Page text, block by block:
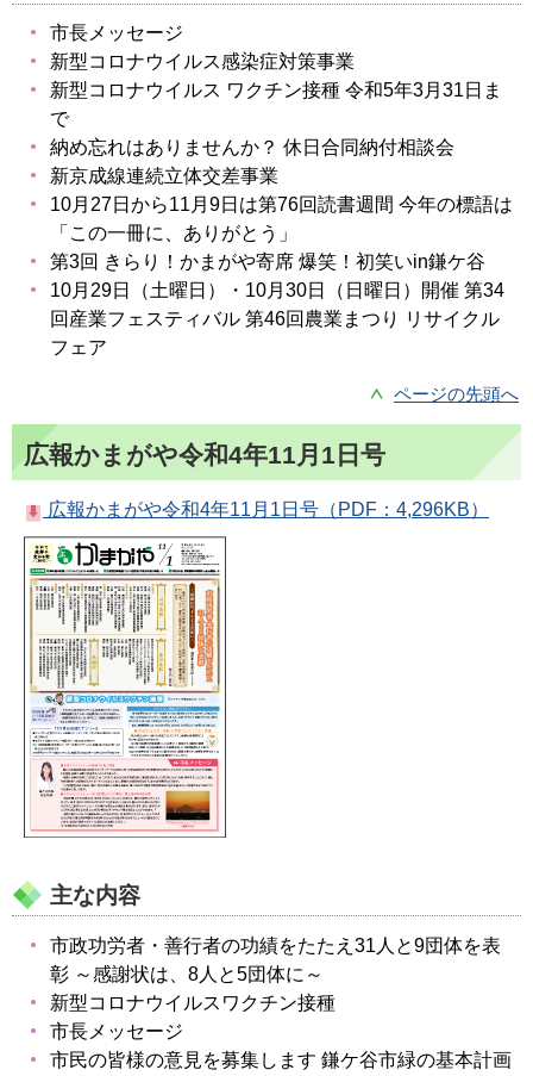
市長メッセージ
新型コロナウイルス感染症対策事業
新型コロナウイルス ワクチン接種 令和5年3月31日ま
で
納め忘れはありませんか？ 休日合同納付相談会
新京成線連続立体交差事業
10月27日から11月9日は第76回読書週間 今年の標語は
「この一冊に、ありがとう」
第3回 きらり！かまがや寄席 爆笑！初笑いin鎌ケ谷
10月29日（土曜日）・10月30日（日曜日）開催 第34
回産業フェスティバル 第46回農業まつり リサイクル
フェア
ページの先頭へ
広報かまがや令和4年11月1日号
広報かまがや令和4年11月1日号（PDF：4,296KB）
主な内容
市政功労者・善行者の功績をたたえ31人と9団体を表
彰 ～感謝状は、8人と5団体に～
新型コロナウイルスワクチン接種
市長メッセージ
市民の皆様の意見を募集します 鎌ケ谷市緑の基本計画